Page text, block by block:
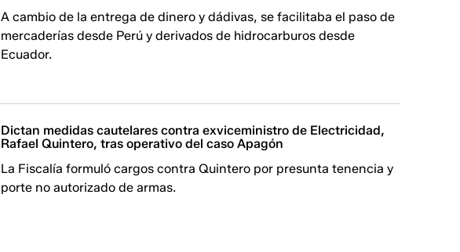
A cambio de la entrega de dinero y dádivas, se facilitaba el paso de
mercaderías desde Perú y derivados de hidrocarburos desde
Ecuador.
Dictan medidas cautelares contra exviceministro de Electricidad,
Rafael Quintero, tras operativo del caso Apagón
La Fiscalía formuló cargos contra Quintero por presunta tenencia y
porte no autorizado de armas.